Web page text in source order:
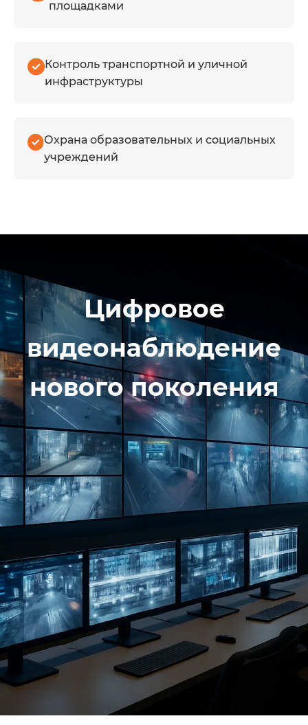
площадками
Контроль транспортной и уличной
инфраструктуры
Охрана образовательных и социальных
учреждений
Цифровое
видеонаблюдение
нового поколения